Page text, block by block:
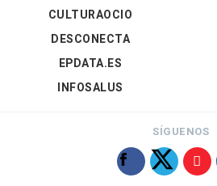
CULTURAOCIO
DESCONECTA
EPDATA.ES
INFOSALUS
SÍGUENOS